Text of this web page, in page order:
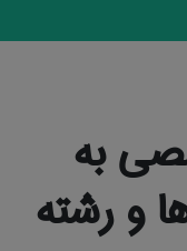
به
و رشته